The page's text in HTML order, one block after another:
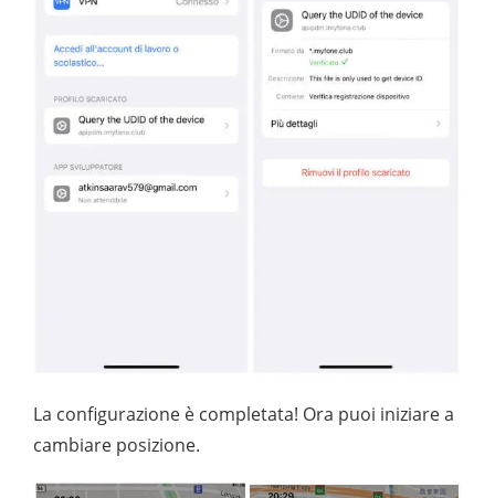
La configurazione è completata! Ora puoi iniziare a
cambiare posizione.